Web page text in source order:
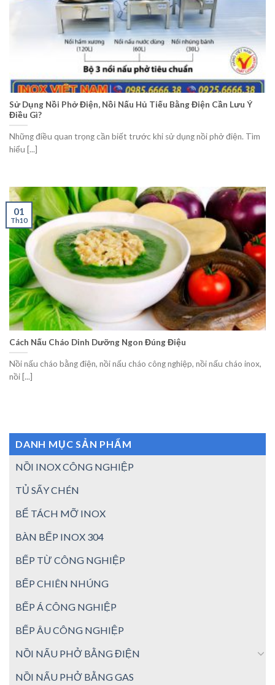
Sử Dụng Nồi Phở Điện, Nồi Nấu Hủ Tiếu Bằng Điện Cần Lưu Ý
Điều Gì?
Những điều quan trọng cần biết trước khi sử dụng nồi phở điện. Tìm
hiểu [...]
Cách Nấu Cháo Dinh Dưỡng Ngon Đúng Điệu
Nồi nấu cháo bằng điện, nồi nấu cháo công nghiệp, nồi nấu cháo inox,
nồi [...]
01
Th10
DANH MỤC SẢN PHẨM
NỒI INOX CÔNG NGHIỆP
TỦ SẤY CHÉN
BỂ TÁCH MỠ INOX
BÀN BẾP INOX 304
BẾP TỪ CÔNG NGHIỆP
BẾP CHIÊN NHÚNG
BẾP Á CÔNG NGHIỆP
BẾP ÂU CÔNG NGHIỆP
NỒI NẤU PHỞ BẰNG ĐIỆN
NỒI NẤU PHỞ BẰNG GAS